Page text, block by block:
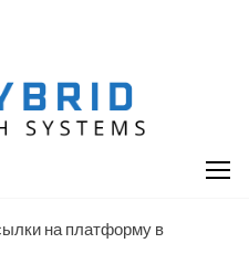
на платформу в